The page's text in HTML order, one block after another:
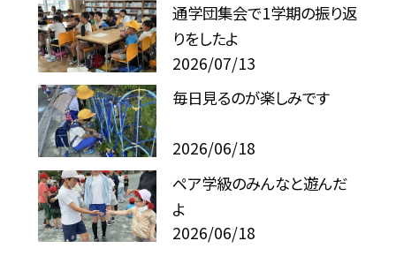
通学団集会で1学期の振り返
りをしたよ
2026/07/13
毎日見るのが楽しみです
2026/06/18
ペア学級のみんなと遊んだ
よ
2026/06/18